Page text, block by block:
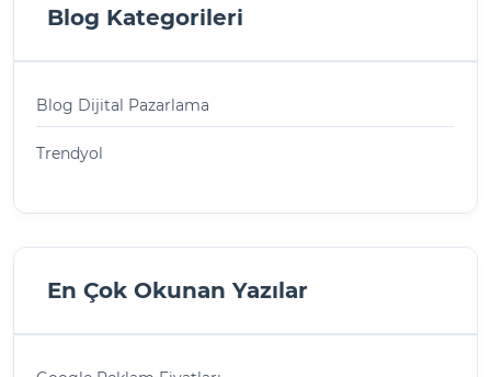
Blog Kategorileri
Blog Dijital Pazarlama
Trendyol
En Çok Okunan Yazılar